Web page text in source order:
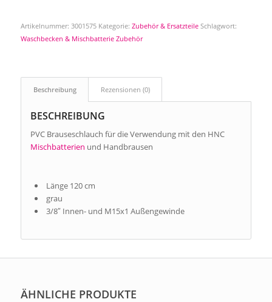
Artikelnummer: 3001575 Kategorie: Zubehör & Ersatzteile Schlagwort:
Waschbecken & Mischbatterie Zubehör
Beschreibung Rezensionen (0)
BESCHREIBUNG
PVC Brauseschlauch für die Verwendung mit den HNC
Mischbatterien und Handbrausen
Länge 120 cm
grau
3/8″ Innen- und M15x1 Außengewinde
ÄHNLICHE PRODUKTE